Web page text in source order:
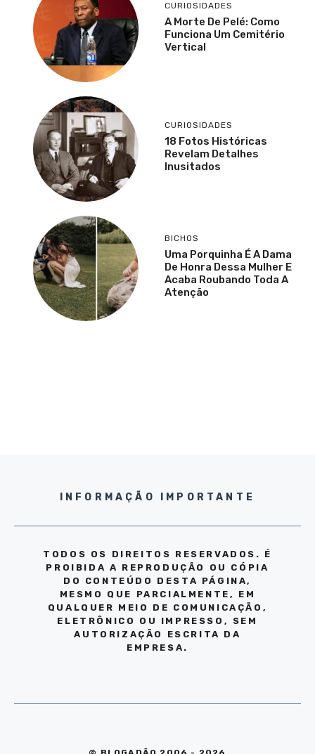
CURIOSIDADES
A Morte De Pelé: Como
Funciona Um Cemitério
Vertical
CURIOSIDADES
18 Fotos Históricas
Revelam Detalhes
Inusitados
BICHOS
Uma Porquinha É A Dama
De Honra Dessa Mulher E
Acaba Roubando Toda A
Atenção
INFORMAÇÃO IMPORTANTE
TODOS OS DIREITOS RESERVADOS. É
PROIBIDA A REPRODUÇÃO OU CÓPIA
DO CONTEÚDO DESTA PÁGINA,
MESMO QUE PARCIALMENTE, EM
QUALQUER MEIO DE COMUNICAÇÃO,
ELETRÔNICO OU IMPRESSO, SEM
AUTORIZAÇÃO ESCRITA DA
EMPRESA.